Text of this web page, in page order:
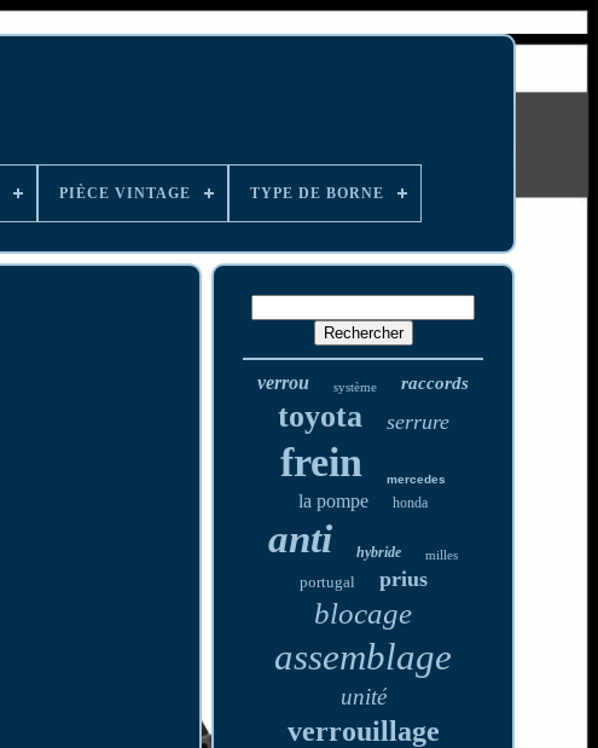
PIÈCE VINTAGE TYPE DE BORNE
verrou système raccords
toyota serrure
frein mercedes
la pompe honda
anti hybride milles
portugal prius
blocage
assemblage
unité
verrouillage